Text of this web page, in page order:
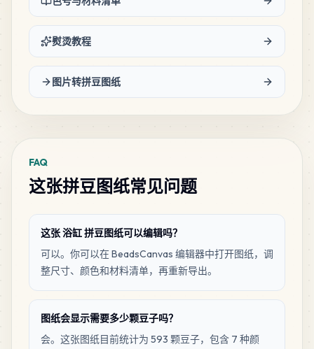
熨烫教程
图片转拼豆图纸
FAQ
这张拼豆图纸常见问题
这张 浴缸 拼豆图纸可以编辑吗？
可以。你可以在 BeadsCanvas 编辑器中打开图纸，调
整尺寸、颜色和材料清单，再重新导出。
图纸会显示需要多少颗豆子吗？
会。这张图纸目前统计为 593 颗豆子，包含 7 种颜